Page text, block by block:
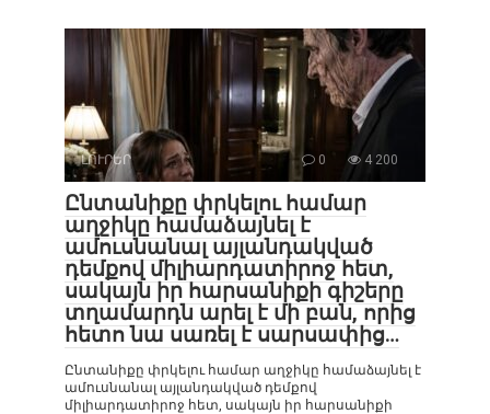
ԼՈՒՐԵՐ 0 4 200
Ընտանիքը փրկելու համար
աղջիկը համաձայնել է
ամուսնանալ այլանդակված
դեմքով միլիարդատիրոջ հետ,
սակայն իր հարսանիքի գիշերը
տղամարդն արել է մի բան, որից
հետո նա սառել է սարսափից…
Ընտանիքը փրկելու համար աղջիկը համաձայնել է
ամուսնանալ այլանդակված դեմքով
միլիարդատիրոջ հետ, սակայն իր հարսանիքի